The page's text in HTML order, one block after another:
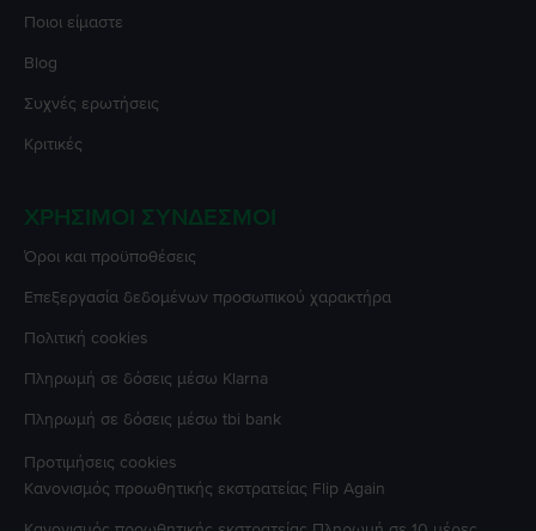
Ποιοι είμαστε
Blog
Συχνές ερωτήσεις
Κριτικές
ΧΡΉΣΙΜΟΙ ΣΎΝΔΕΣΜΟΙ
Όροι και προϋποθέσεις
Επεξεργασία δεδομένων προσωπικού χαρακτήρα
Πολιτική cookies
Πληρωμή σε δόσεις μέσω Klarna
Πληρωμή σε δόσεις μέσω tbi bank
Προτιμήσεις cookies
Κανονισμός προωθητικής εκστρατείας Flip Again